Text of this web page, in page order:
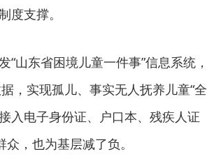
度支撑。
山东省困境儿童一件事”信息系统，
，实现孤儿、事实无人抚养儿童“全
入电子身份证、户口本、残疾人证
，也为基层减了负。